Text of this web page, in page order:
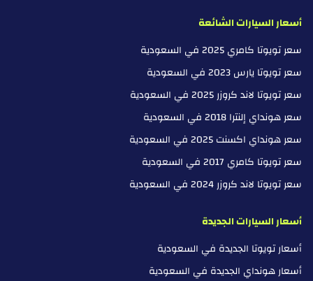
أسعار السيارات الشائعة
سعر تويوتا كامري 2025 في السعودية
سعر تويوتا يارس 2023 في السعودية
سعر تويوتا لاند كروزر 2025 في السعودية
سعر هونداي إلنترا 2018 في السعودية
سعر هونداي اكسنت 2025 في السعودية
سعر تويوتا كامري 2017 في السعودية
سعر تويوتا لاند كروزر 2024 في السعودية
أسعار السيارات الجديدة
أسعار تويوتا الجديدة في السعودية
أسعار هونداي الجديدة في السعودية